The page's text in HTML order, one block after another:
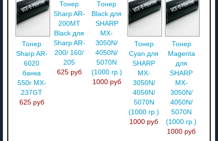
Тонер
Sharp AR-
6020
банка
550г MX-
237GT
625 руб
Тонер
Sharp AR-
200MT
Black для
Sharp AR-
200/ 160/
205
625 руб
Тонер
Black для
SHARP
MX-
3050N/
4050N/
5070N
(1000 гр.)
1000 руб
Тонер
Cyan для
SHARP
MX-
3050N/
4050N/
5070N
(1000 гр.)
1000 руб
Тонер
Magenta
для
SHARP
MX-
3050N/
4050N/
5070N
(1000 гр.)
1000 руб